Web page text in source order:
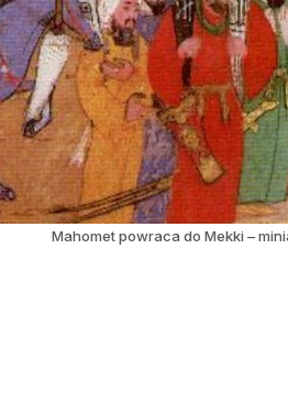
Mahomet powraca do Mekki –